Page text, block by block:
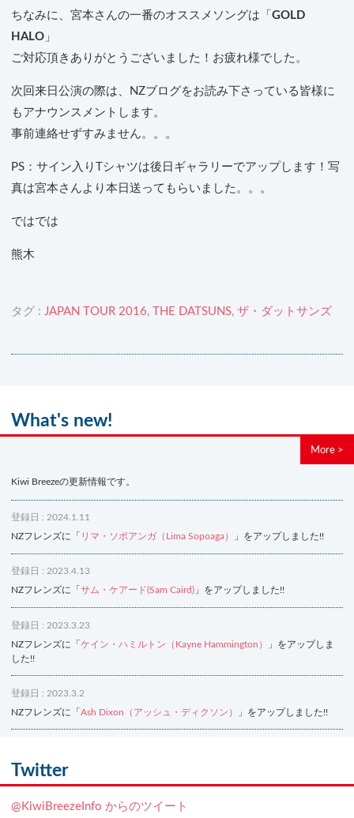
ちなみに、宮本さんの一番のオススメソングは「 GOLD
HALO 」
ご対応頂きありがとうございました！お疲れ様でした。
次回来日公演の際は、NZブログをお読み下さっている皆様に
もアナウンスメントします。
事前連絡せずすみません。。。
PS：サイン入りTシャツは後日ギャラリーでアップします！写
真は宮本さんより本日送ってもらいました。。。
ではでは
熊木
タグ : JAPAN TOUR 2016, THE DATSUNS, ザ・ダットサンズ
What's new!
More >
Kiwi Breezeの更新情報です。
登録日 : 2024.1.11
NZフレンズに「 リマ・ソポアンガ（Lima Sopoaga） 」をアップしました!!
登録日 : 2023.4.13
NZフレンズに「 サム・ケアード(Sam Caird) 」をアップしました!!
登録日 : 2023.3.23
NZフレンズに「 ケイン・ハミルトン（Kayne Hammington）
」をアップしま
した!!
登録日 : 2023.3.2
NZフレンズに「 Ash Dixon（アッシュ・ディクソン） 」をアップしました!!
NZフレンズに「
登録日 : 2019.4.10
Twitter
@KiwiBreezeInfo からのツイート